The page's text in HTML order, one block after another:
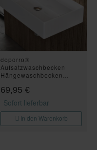
doporro®
Aufsatzwaschbecken
Hängewaschbecken
Handwaschbecken Eckig
Waschtisch Waschplatz in
weiß glänzend Bad
60x36x13 cm Brüssel206
69,95 €
Sofort lieferbar
In den Warenkorb